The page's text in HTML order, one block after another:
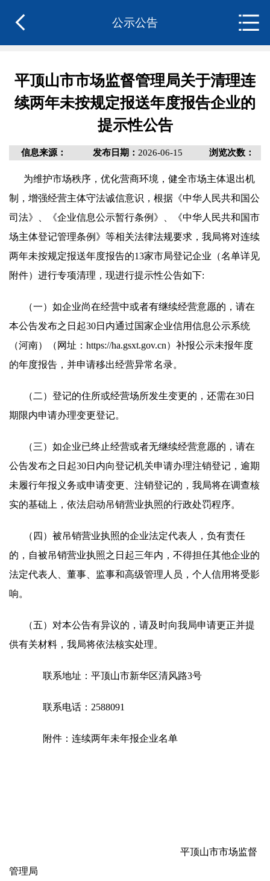
公示公告
平顶山市市场监督管理局关于清理连
续两年未按规定报送年度报告企业的
提示性公告
信息来源： 发布日期： 2026-06-15 浏览次数：
为维护市场秩序，优化营商环境，健全市场主体退出机
制，增强经营主体守法诚信意识，根据《中华人民共和国公
司法》、《企业信息公示暂行条例》、《中华人民共和国市
场主体登记管理条例》等相关法律法规要求，我局将对连续
两年未按规定报送年度报告的13家市局登记企业（名单详见
附件）进行专项清理，现进行提示性公告如下:
（一）如企业尚在经营中或者有继续经营意愿的，请在
本公告发布之日起30日内通过国家企业信用信息公示系统
（河南）（网址：https://ha.gsxt.gov.cn）补报公示未报年度
的年度报告，并申请移出经营异常名录。
（二）登记的住所或经营场所发生变更的，还需在30日
期限内申请办理变更登记。
（三）如企业已终止经营或者无继续经营意愿的，请在
公告发布之日起30日内向登记机关申请办理注销登记，逾期
未履行年报义务或申请变更、注销登记的，我局将在调查核
实的基础上，依法启动吊销营业执照的行政处罚程序。
（四）被吊销营业执照的企业法定代表人，负有责任
的，自被吊销营业执照之日起三年内，不得担任其他企业的
法定代表人、董事、监事和高级管理人员，个人信用将受影
响。
（五）对本公告有异议的，请及时向我局申请更正并提
供有关材料，我局将依法核实处理。
联系地址：平顶山市新华区清风路3号
联系电话：2588091
附件：连续两年未年报企业名单
平顶山市市场监督
管理局